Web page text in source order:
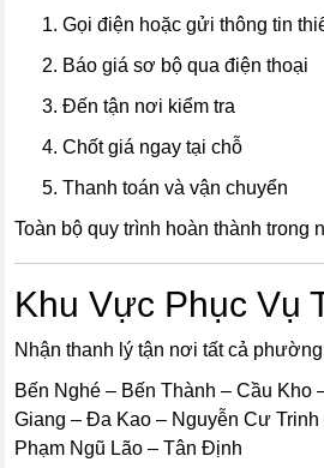
Gọi điện hoặc gửi thông tin
Báo giá sơ bộ qua điện thoại
Đến tận nơi kiểm tra
Chốt giá ngay tại chỗ
Thanh toán và vận chuyển
Toàn bộ quy trình hoàn thành trong
Khu Vực Phục Vụ
Nhận thanh lý tận nơi tất cả
Bến Nghé – Bến Thành – Cầu Kho
Giang – Đa Kao – Nguyễn Cư
Phạm Ngũ Lão – Tân Định